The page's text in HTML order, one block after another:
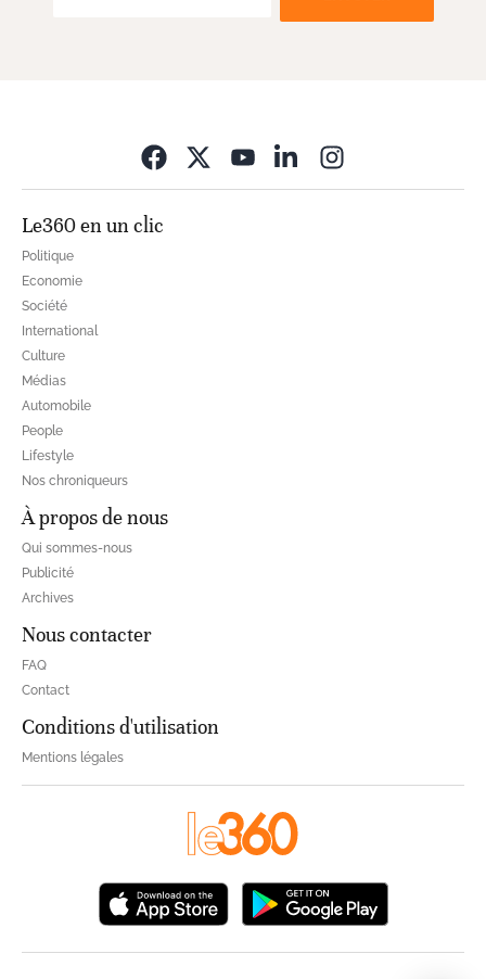
Le360 en un clic
Politique
Economie
Société
International
Culture
Médias
Automobile
People
Lifestyle
Nos chroniqueurs
À propos de nous
Qui sommes-nous
Publicité
Archives
Nous contacter
FAQ
Contact
Conditions d'utilisation
Mentions légales